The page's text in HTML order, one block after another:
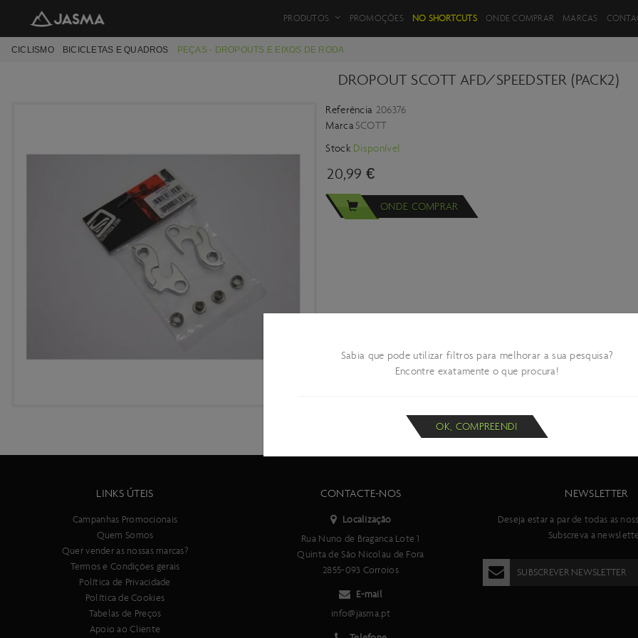
FILTROS DE PRODUTOS
PRODUTOS PROMOÇÕES NO SHORTCUTS ONDE COMPRAR MARCAS
CICLISMO BICICLETAS E QUADROS PEÇAS - DROPOUTS E EIXOS DE RODA
DROPOUT SCOTT AFD/SPEEDSTER (PACK2)
Referência 206376
MarcaSCOTT
Stock Disponível
20,99 €
ONDE COMPRAR
LINKS ÚTEIS
Campanhas Promocionais
Quem Somos
Quer vender as nossas marcas?
Termos e Condições gerais
Política de Privacidade
Política de Cookies
Tabelas de Preços
Apoio ao Cliente
CONTACTE-NOS
Localização
Rua Nuno de Braganca Lote 1
Quinta de São Nicolau de Fora
2855-093 Corroios
E-mail
info@jasma.pt
NEWSLETTER
Deseja estar a par de todas as
Subscreva a
SUBSCREVER NEWSLETTER
Sabia que pode utilizar filtros para melhorar a sua pesquisa?
Encontre exatamente o que procura!
OK, COMPREENDI